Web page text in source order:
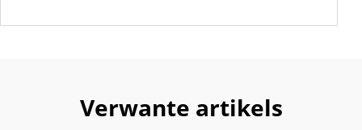
Verwante artikels